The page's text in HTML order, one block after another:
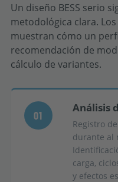
Un diseño BESS serio
metodológica clara.
muestran cómo un
recomendación de
cálculo de variantes.
01
Análisis
Registro
durante al
carga,
y efectos